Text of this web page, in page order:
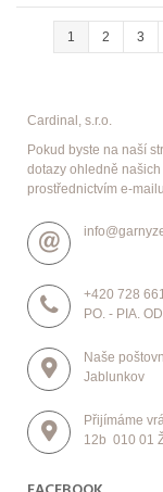
1 2 3
Cardinal, s.r.o.
Pokud byste na naší
dotazy ohledně
prostřednictvím e-
+420 728
PO. - PIA.
Naše
Jablunkov
Přijímáme
12b 010 01